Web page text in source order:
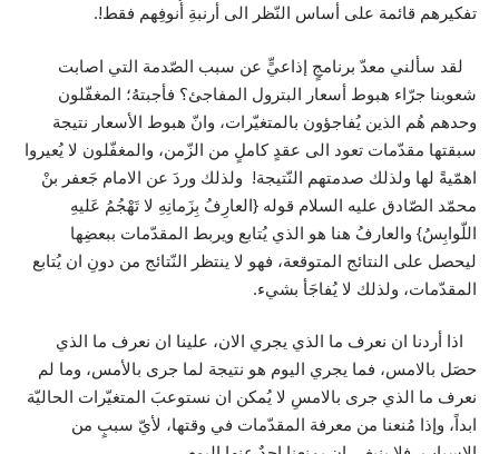
تفكيرهم قائمة على أساس النّظر الى أرنبةِ أُنوفِهم فقط!.
لقد سألني معدّ برنامجٍ إذاعيٍّ عن سبب الصّدمة التي اصابت
شعوبنا جرّاء هبوط أسعار البترول المفاجئ؟ فأجبتهُ؛ المغفّلون
وحدهم هُم الذين يُفاجؤون بالمتغيّرات، وانّ هبوط الأسعار نتيجة
سبقتها مقدّمات تعود الى عقدٍ كاملٍ من الزّمن، والمغفّلون لا يُعيروا
اهمّيةً لها ولذلك صدمتهم النّتيجة! ولذلك وردَ عن الامام جَعفر بنْ
محمّد الصّادق عليه السلام قوله {العارِفُ بِزَمانِهِ لا تَهْجُمُ عَليهِ
اللّوابِسُ} والعارفُ هنا هو الذي يُتابع ويربط المقدّمات ببعضِها
ليحصل على النتائج المتوقعة، فهو لا ينتظر النّتائج من دونِ ان يُتابع
المقدّمات، ولذلك لا يُفاجَأ بشيء.
اذا أردنا ان نعرف ما الذي يجري الان، علينا ان نعرف ما الذي
حصَل بالامس، فما يجري اليوم هو نتيجة لما جرى بالأمس، وما لم
نعرف ما الذي جرى بالامسِ لا يُمكن ان نستوعبَ المتغيّرات الحاليّة
ابداً، وإذا مُنعنا من معرفة المقدّمات في وقتها، لأيّ سببٍ من